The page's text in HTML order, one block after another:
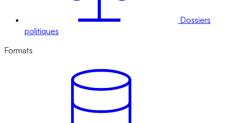
Dossiers
politiques
Formats